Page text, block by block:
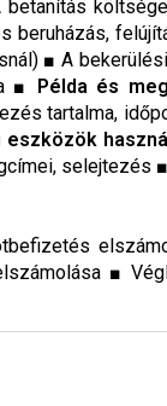
beruházás,
■ A
■ Példa és
tartalma,
eszközök
selejtezés ■
■